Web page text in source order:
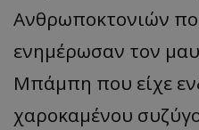
Ανθρωποκτονιών
ενημέρωσαν τον
Μπάμπη που είχε
χαροκαμένου